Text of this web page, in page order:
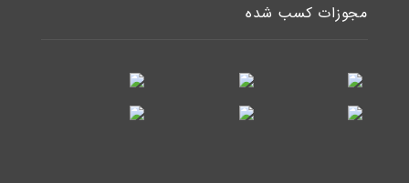
مجوزات کسب شده